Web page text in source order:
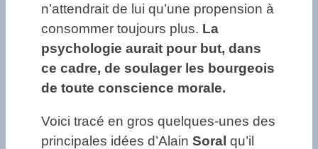
n’attendrait de lui qu’une propension à
consommer toujours plus. La
psychologie aurait pour but, dans
ce cadre, de soulager les bourgeois
de toute conscience morale.
Voici tracé en gros quelques-unes des
principales idées d’Alain Soral qu’il